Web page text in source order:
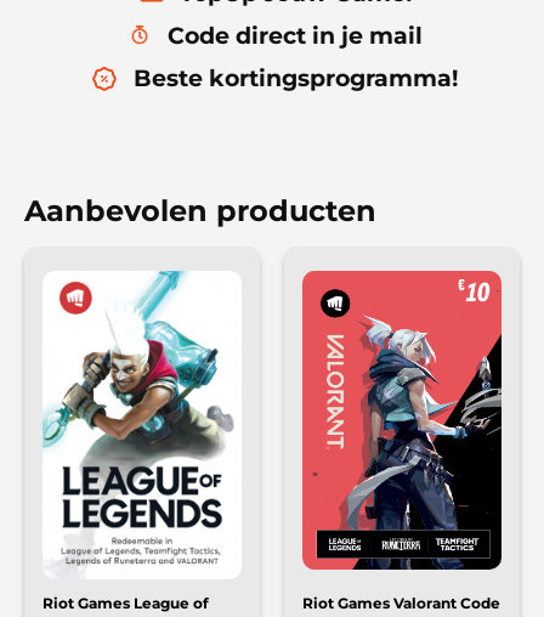
Code direct in je mail
Beste kortingsprogramma!
Aanbevolen producten
Riot Games League of
Riot Games Valorant Code